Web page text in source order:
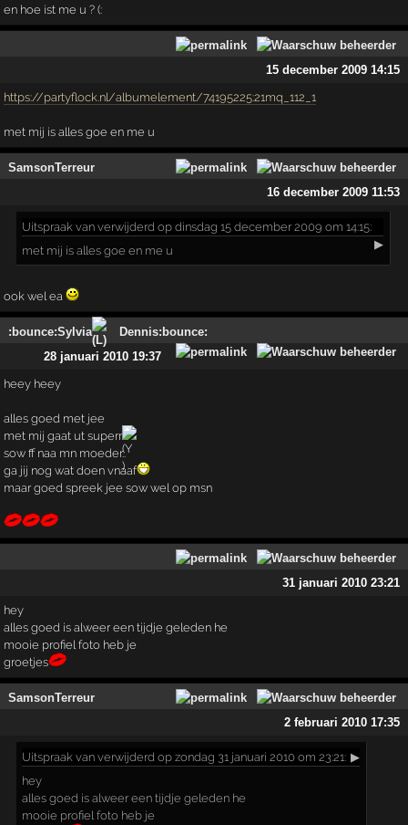
en hoe ist me u ? (:
15 december 2009 14:15
https://partyflock.nl/albumelement/74195225:21mq_112_1
met mij is alles goe en me u
SamsonTerreur
16 december 2009 11:53
Uitspraak van verwijderd op dinsdag 15 december 2009 om 14:15:
▶
met mij is alles goe en me u
ook wel ea
:bounce:Sylvia
Dennis:bounce:
28 januari 2010 19:37
heey heey
alles goed met jee
met mij gaat ut superr
sow ff naa mn moeder..
ga jij nog wat doen vnaaf
maar goed spreek jee sow wel op msn
31 januari 2010 23:21
hey
alles goed is alweer een tijdje geleden he
mooie profiel foto heb je
groetjes
SamsonTerreur
2 februari 2010 17:35
Uitspraak van verwijderd op zondag 31 januari 2010 om 23:21: ▶
hey
alles goed is alweer een tijdje geleden he
mooie profiel foto heb je